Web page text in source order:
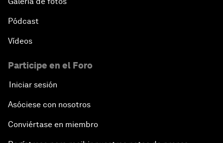
Pódcast
Vídeos
Participe en el Foro
Iniciar sesión
Asóciese con nosotros
Conviértase en miembro